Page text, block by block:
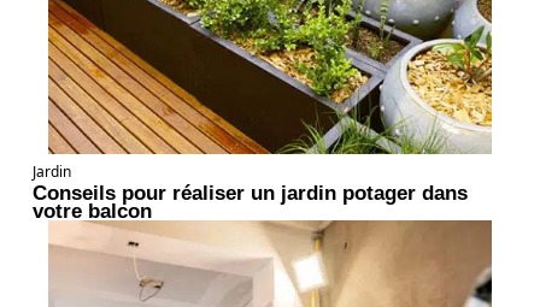
Jardin
Conseils pour réaliser un jardin potager dans
votre balcon